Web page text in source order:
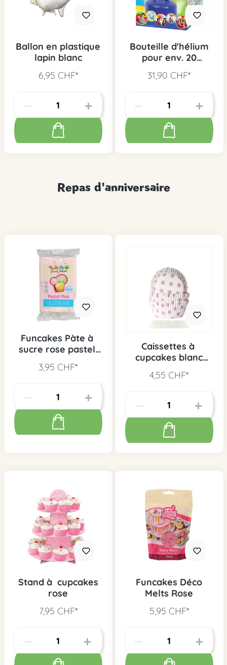
Ballon en plastique
lapin blanc
6,95 CHF*
Bouteille d'hélium
pour env. 20
31,90 CHF*
Repas d'anniversaire
Funcakes Pàte à
sucre rose pastel,
3,95 CHF*
Caissettes à
cupcakes blanc
rose, 50 pcs.
4,55 CHF*
Stand à cupcakes
rose
7,95 CHF*
Funcakes Déco
Melts Rose
5,95 CHF*